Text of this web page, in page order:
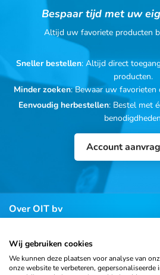
Bespaar tijd met uw
Altijd uw favoriete producten
Sneller bestellen: Altijd direct
producten.
Minder zoeken: Bewaar uw favorieten
Eenvoudig herbestellen: Bestel met
Account
Over OIT bv
Klantenservice
Wij gebruiken cookies
We kunnen deze plaatsen voor analyse van
onze website te verbeteren, gepersonaliseerde